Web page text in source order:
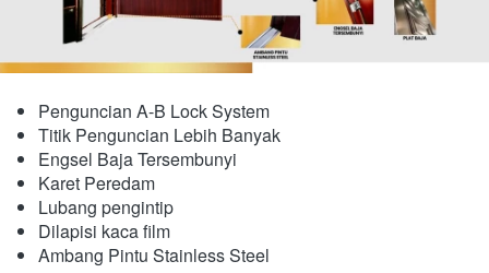
Penguncian A-B Lock System
Titik Penguncian Lebih Banyak
Engsel Baja Tersembunyi
​Karet Peredam
Lubang pengintip
Dilapisi kaca film
Ambang Pintu Stainless Steel